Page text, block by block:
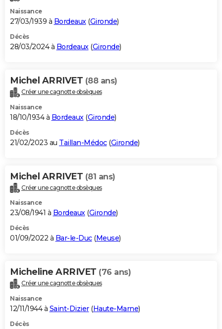
Naissance
27/03/1939 à Bordeaux(Gironde)
Décès
28/03/2024 à Bordeaux(Gironde)
Michel ARRIVET (88 ans)
Créer une cagnotte obsèques
Naissance
18/10/1934 à Bordeaux (Gironde)
Décès
21/02/2023 au Taillan-Médoc(Gironde)
Michel ARRIVET (81 ans)
Créer une cagnotte obsèques
Naissance
23/08/1941 à Bordeaux(Gironde)
Décès
01/09/2022 à Bar-le-Duc(Meuse)
Micheline ARRIVET (76 ans)
Créer une cagnotte obsèques
Naissance
12/11/1944 à Saint-Dizier(Haute-Marne)
Décès